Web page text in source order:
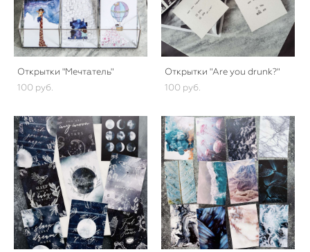
Открытки "Мечтатель"
100 pуб.
Открытки "Are you drunk?"
100 pуб.